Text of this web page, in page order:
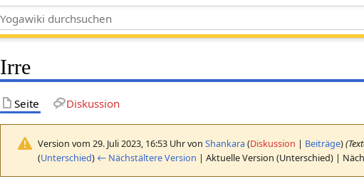
Irre
Seite Diskussion
Version vom 29. Juli 2023, 16:53 Uhr vonShankara(Diskussion | Beiträge)
(Unterschied) ← Nächstältere Version | Aktuelle Version (Unterschied) |